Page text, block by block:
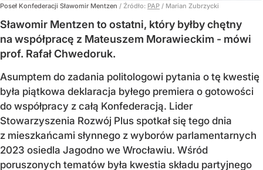
Poseł Konfederacji Sławomir Mentzen / Źródło: PAP / Marian Zubrzycki
Sławomir Mentzen to ostatni, który byłby chętny
na współpracę z Mateuszem Morawieckim - mówi
prof. Rafał Chwedoruk.
Asumptem do zadania politologowi pytania o tę kwestię
była piątkowa deklaracja byłego premiera o gotowości
do współpracy z całą Konfederacją. Lider
Stowarzyszenia Rozwój Plus spotkał się tego dnia
z mieszkańcami słynnego z wyborów parlamentarnych
2023 osiedla Jagodno we Wrocławiu. Wśród
poruszonych tematów była kwestia składu partyjnego